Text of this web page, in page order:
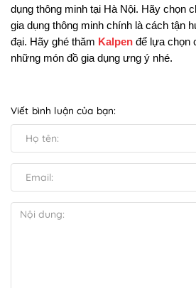
dụng thông minh tại Hà Nội. Hãy chọn
gia dụng thông minh chính là cách tận
đại. Hãy ghé thăm Kalpen để lựa chọn
những món đồ gia dụng ưng ý nhé.
Viết bình luận của bạn: